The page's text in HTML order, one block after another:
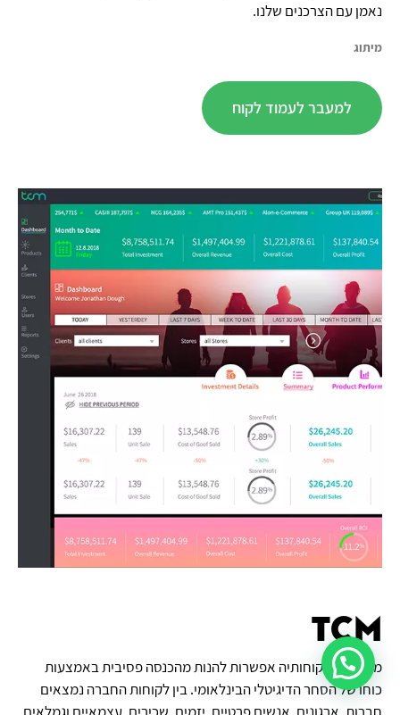
נאמן עם הצרכנים שלנו.
מיתוג
למעבר לעמוד לקוח
TCM
מעניקה ללקוחותיה אפשרות להנות מהכנסה פסיבית באמצעות
כוחו של הסחר הדיגיטלי הבינלאומי. בין לקוחות החברה נמצאים
חברות, ארגונים, אנשים פרטיים, יזמים, שכירים, עצמאיים וגמלאים